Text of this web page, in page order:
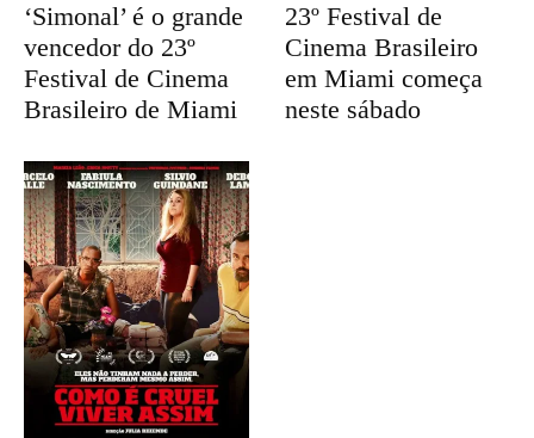
‘Simonal’ é o grande
vencedor do 23º
Festival de Cinema
Brasileiro de Miami
23º Festival de
Cinema Brasileiro
em Miami começa
neste sábado